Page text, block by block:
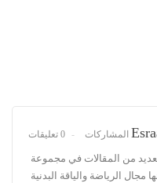
0 تعليقات
من المقالات في مجموعة
الرياضة والياقة البدنية